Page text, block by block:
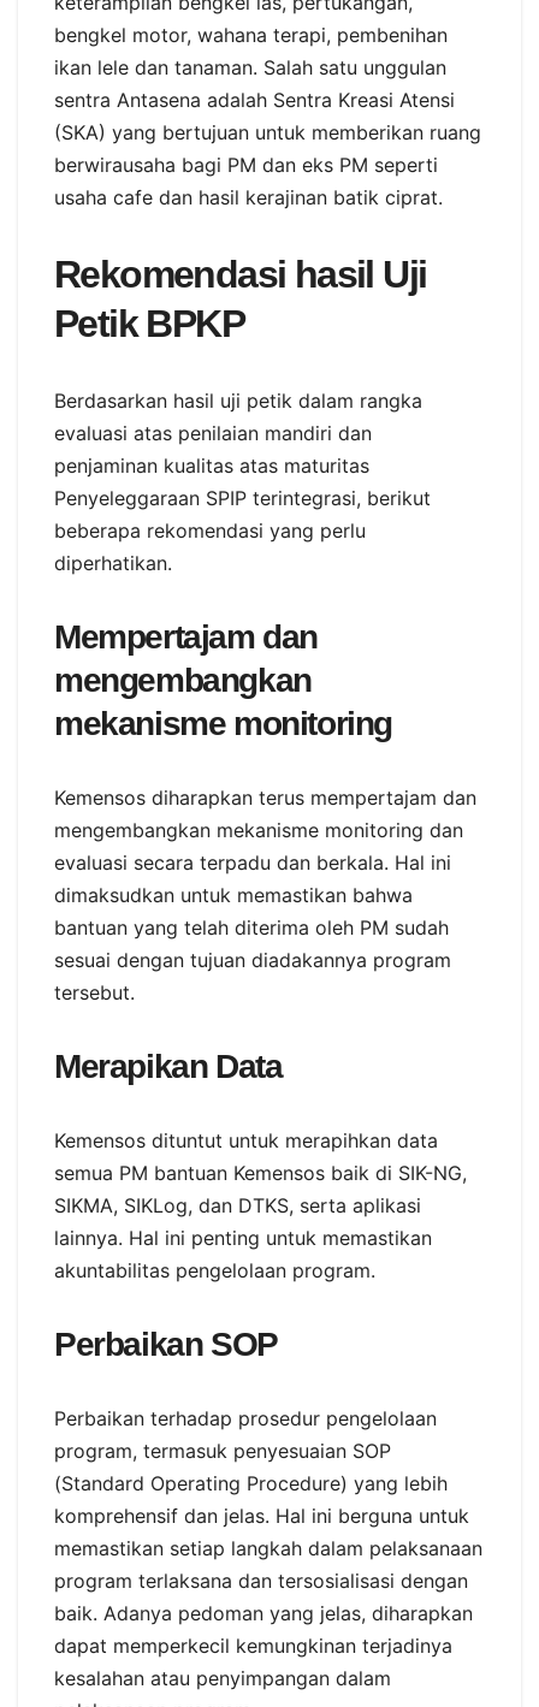
bengkel motor, wahana terapi, pembenihan
ikan lele dan tanaman. Salah satu unggulan
sentra Antasena adalah Sentra Kreasi Atensi
(SKA) yang bertujuan untuk memberikan ruang
berwirausaha bagi PM dan eks PM seperti
usaha cafe dan hasil kerajinan batik ciprat.
Rekomendasi hasil Uji
Petik BPKP
Berdasarkan hasil uji petik dalam rangka
evaluasi atas penilaian mandiri dan
penjaminan kualitas atas maturitas
Penyeleggaraan SPIP terintegrasi, berikut
beberapa rekomendasi yang perlu
diperhatikan.
Mempertajam dan
mengembangkan
mekanisme monitoring
Kemensos diharapkan terus mempertajam dan
mengembangkan mekanisme monitoring dan
evaluasi secara terpadu dan berkala. Hal ini
dimaksudkan untuk memastikan bahwa
bantuan yang telah diterima oleh PM sudah
sesuai dengan tujuan diadakannya program
tersebut.
Merapikan Data
Kemensos dituntut untuk merapihkan data
semua PM bantuan Kemensos baik di SIK-NG,
SIKMA, SIKLog, dan DTKS, serta aplikasi
lainnya. Hal ini penting untuk memastikan
akuntabilitas pengelolaan program.
Perbaikan SOP
Perbaikan terhadap prosedur pengelolaan
program, termasuk penyesuaian SOP
(Standard Operating Procedure) yang lebih
komprehensif dan jelas. Hal ini berguna untuk
memastikan setiap langkah dalam pelaksanaan
program terlaksana dan tersosialisasi dengan
baik. Adanya pedoman yang jelas, diharapkan
dapat memperkecil kemungkinan terjadinya
kesalahan atau penyimpangan dalam